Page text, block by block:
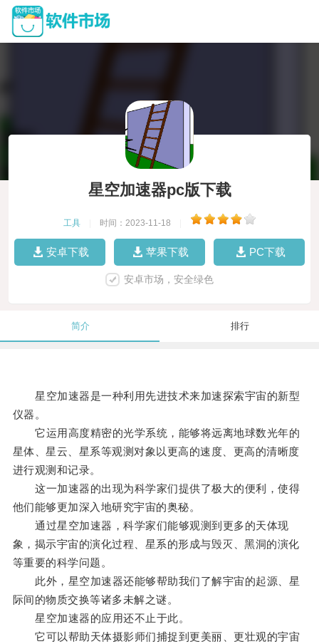
星空加速器pc版下载
工具 时间：2023-11-18
安卓下载 苹果下载 PC下载
安卓市场，安全绿色
简介 排行
星空加速器是一种利用先进技术来加速探索宇宙的新型
仪器。
它运用高度精密的光学系统，能够将远离地球数光年的
星体、星云、星系等观测对象以更高的速度、更高的清晰度
进行观测和记录。
这一加速器的出现为科学家们提供了极大的便利，使得
他们能够更加深入地研究宇宙的奥秘。
通过星空加速器，科学家们能够观测到更多的天体现
象，揭示宇宙的演化过程、星系的形成与毁灭、黑洞的演化
等重要的科学问题。
此外，星空加速器还能够帮助我们了解宇宙的起源、星
际间的物质交换等诸多未解之谜。
星空加速器的应用还不止于此。
它可以帮助天体摄影师们捕捉到更美丽、更壮观的宇宙